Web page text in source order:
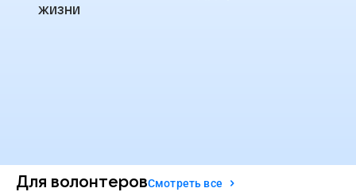
жизни
Для волонтеровСмотреть все